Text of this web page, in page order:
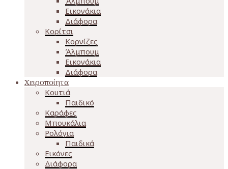
Εικονάκια
Διάφορα
Κορίτσι
Κορνίζες
Άλμπουμ
Εικονάκια
Διάφορα
Χειροποίητα
Κουτιά
Παιδικό
Καράφες
Μπουκάλια
Ρολόγια
Παιδικά
Εικόνες
Διάφορα